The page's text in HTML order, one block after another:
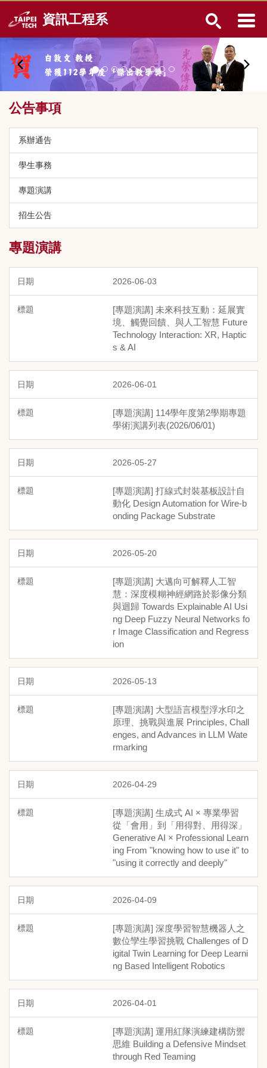
到
內
資訊工程系
公告事項
系辦通告
學生事務
專題演講
招生公告
專題演講
2026-06-03
[專題演講] 未來科技互動：延展實
境、觸覺回饋、與人工智慧 Future
Technology Interaction: XR, Haptic
s & AI
2026-06-01
[專題演講] 114學年度第2學期專題
學術演講列表(2026/06/01)
2026-05-27
[專題演講] 打線式封裝基板設計自
動化 Design Automation for Wire-b
onding Package Substrate
2026-05-20
[專題演講] 大邁向可解釋人工智
慧：深度模糊神經網路於影像分類
與迴歸 Towards Explainable AI Usi
ng Deep Fuzzy Neural Networks fo
r Image Classification and Regress
ion
2026-05-13
[專題演講] 大型語言模型浮水印之
原理、挑戰與進展 Principles, Chall
enges, and Advances in LLM Wate
rmarking
2026-04-29
[專題演講] 生成式 AI × 專業學習
從「會用」到「用得對、用得深」
Generative AI × Professional Learn
ing From "knowing how to use it" to
"using it correctly and deeply"
2026-04-09
[專題演講] 深度學習智慧機器人之
數位孿生學習挑戰 Challenges of D
igital Twin Learning for Deep Learni
ng Based Intelligent Robotics
2026-04-01
[專題演講] 運用紅隊演練建構防禦
思維 Building a Defensive Mindset
through Red Teaming